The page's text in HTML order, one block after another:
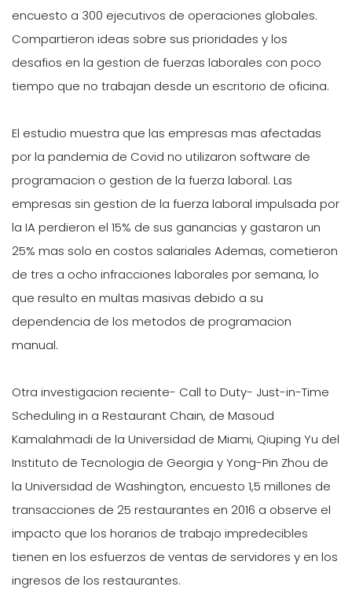
encuesto a 300 ejecutivos de operaciones globales.
Compartieron ideas sobre sus prioridades y los
desafios en la gestion de fuerzas laborales con poco
tiempo que no trabajan desde un escritorio de oficina.
El estudio muestra que las empresas mas afectadas
por la pandemia de Covid no utilizaron software de
programacion o gestion de la fuerza laboral. Las
empresas sin gestion de la fuerza laboral impulsada por
la IA perdieron el 15% de sus ganancias y gastaron un
25% mas solo en costos salariales Ademas, cometieron
de tres a ocho infracciones laborales por semana, lo
que resulto en multas masivas debido a su
dependencia de los metodos de programacion
manual.
Otra investigacion reciente- Call to Duty- Just-in-Time
Scheduling in a Restaurant Chain, de Masoud
Kamalahmadi de la Universidad de Miami, Qiuping Yu del
Instituto de Tecnologia de Georgia y Yong-Pin Zhou de
la Universidad de Washington, encuesto 1,5 millones de
transacciones de 25 restaurantes en 2016 a observe el
impacto que los horarios de trabajo impredecibles
tienen en los esfuerzos de ventas de servidores y en los
ingresos de los restaurantes.